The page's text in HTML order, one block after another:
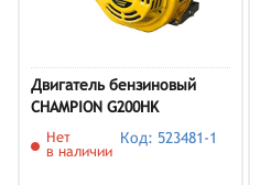
Двигатель бензиновый
CHAMPION G200HK
Нет
в наличии
Код: 523481-1